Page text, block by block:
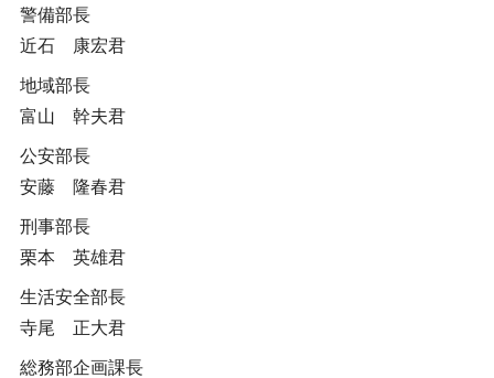
警備部長
近石 康宏君
地域部長
富山 幹夫君
公安部長
安藤 隆春君
刑事部長
栗本 英雄君
生活安全部長
寺尾 正大君
総務部企画課長